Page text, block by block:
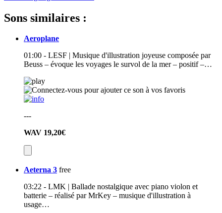
Sons similaires :
Aeroplane
01:00 - LESF | Musique d'illustration joyeuse composée par
Beuss – évoque les voyages le survol de la mer – positif –…
---
WAV 19,20€
Aeterna 3 free
03:22 - LMK | Ballade nostalgique avec piano violon et
batterie – réalisé par MrKey – musique d'illustration à
usage…